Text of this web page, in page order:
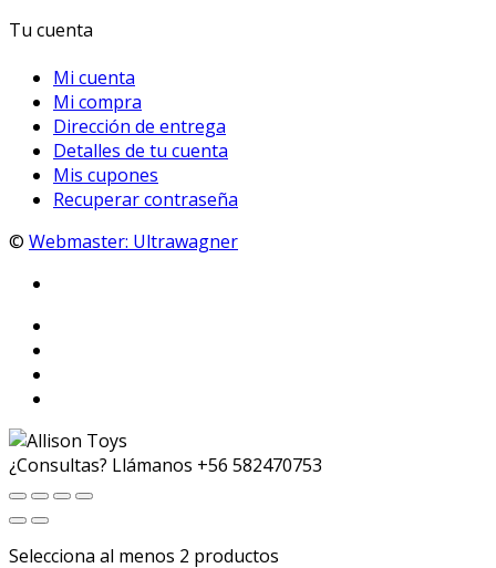
Tu cuenta
Mi cuenta
Mi compra
Dirección de entrega
Detalles de tu cuenta
Mis cupones
Recuperar contraseña
© Webmaster: Ultrawagner
¿Consultas? Llámanos +56 582470753
Selecciona al menos 2 productos